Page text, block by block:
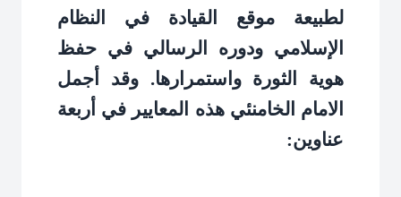
لطبيعة موقع القيادة في النظام
الإسلامي ودوره الرسالي في حفظ
هوية الثورة واستمرارها. وقد أجمل
الامام الخامنئي هذه المعايير في أربعة
عناوين: